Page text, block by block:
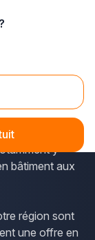
des données
(Puy-
y
bâtiment aux
région sont
une offre en